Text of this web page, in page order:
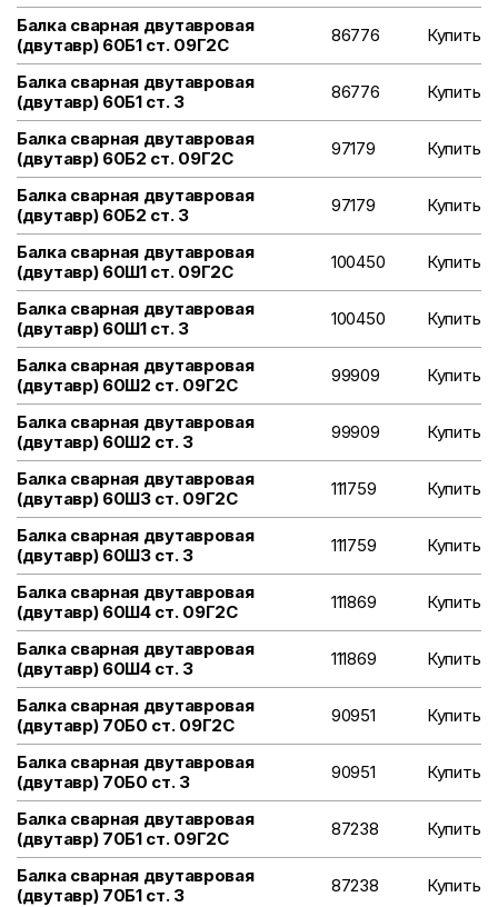
Балка сварная двутавровая
(двутавр) 60Б1 ст. 09Г2С
86776 Купить
Балка сварная двутавровая
(двутавр) 60Б1 ст. 3
86776 Купить
Балка сварная двутавровая
(двутавр) 60Б2 ст. 09Г2С
97179 Купить
Балка сварная двутавровая
(двутавр) 60Б2 ст. 3
97179 Купить
Балка сварная двутавровая
(двутавр) 60Ш1 ст. 09Г2С
100450 Купить
Балка сварная двутавровая
(двутавр) 60Ш1 ст. 3
100450 Купить
Балка сварная двутавровая
(двутавр) 60Ш2 ст. 09Г2С
99909 Купить
Балка сварная двутавровая
(двутавр) 60Ш2 ст. 3
99909 Купить
Балка сварная двутавровая
(двутавр) 60Ш3 ст. 09Г2С
111759 Купить
Балка сварная двутавровая
(двутавр) 60Ш3 ст. 3
111759 Купить
Балка сварная двутавровая
(двутавр) 60Ш4 ст. 09Г2С
111869 Купить
Балка сварная двутавровая
(двутавр) 60Ш4 ст. 3
111869 Купить
Балка сварная двутавровая
(двутавр) 70Б0 ст. 09Г2С
90951 Купить
Балка сварная двутавровая
(двутавр) 70Б0 ст. 3
90951 Купить
Балка сварная двутавровая
(двутавр) 70Б1 ст. 09Г2С
87238 Купить
Балка сварная двутавровая
(двутавр) 70Б1 ст. 3
87238 Купить